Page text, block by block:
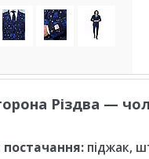
Різдва —
піджак,